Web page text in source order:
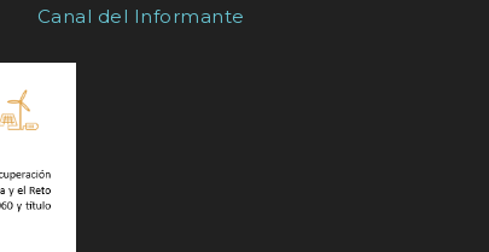
Canal del Informante